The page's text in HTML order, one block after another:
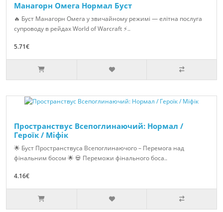
Манагорн Омега Нормал Буст
🔥 Буст Манагорн Омега у звичайному режимі — елітна послуга
супроводу в рейдах World of Warcraft ⚡..
5.71€
Пространствус Всепоглинаючий: Нормал /
Героїк / Міфік
🌟 Буст Пространствуса Всепоглинаючого – Перемога над
фінальним босом 🌟 💀 Переможи фінального боса..
4.16€